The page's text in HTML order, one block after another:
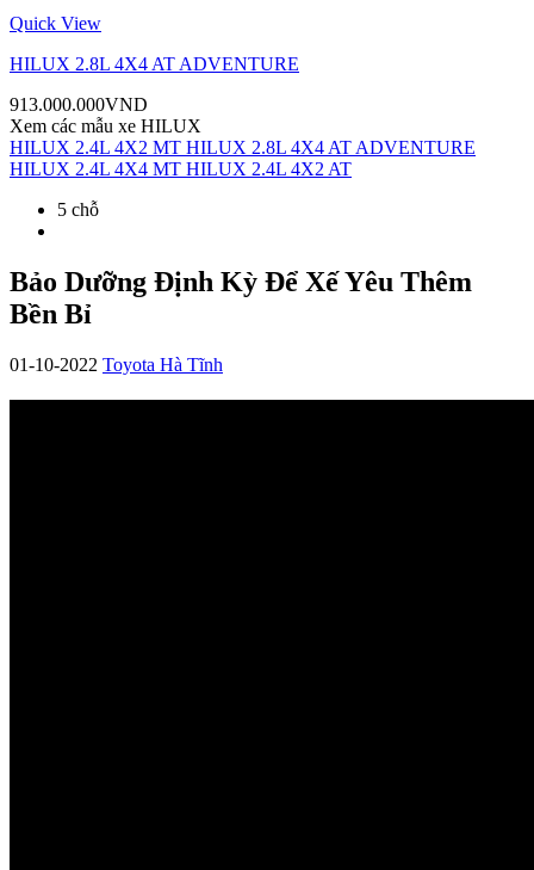
Quick View
HILUX 2.8L 4X4 AT ADVENTURE
913.000.000VND
Xem các mẫu xe HILUX
HILUX 2.4L 4X2 MT HILUX 2.8L 4X4 AT ADVENTURE
HILUX 2.4L 4X4 MT HILUX 2.4L 4X2 AT
5 chỗ
Bảo Dưỡng Định Kỳ Để Xế Yêu Thêm
Bền Bỉ
01-10-2022 Toyota Hà Tĩnh